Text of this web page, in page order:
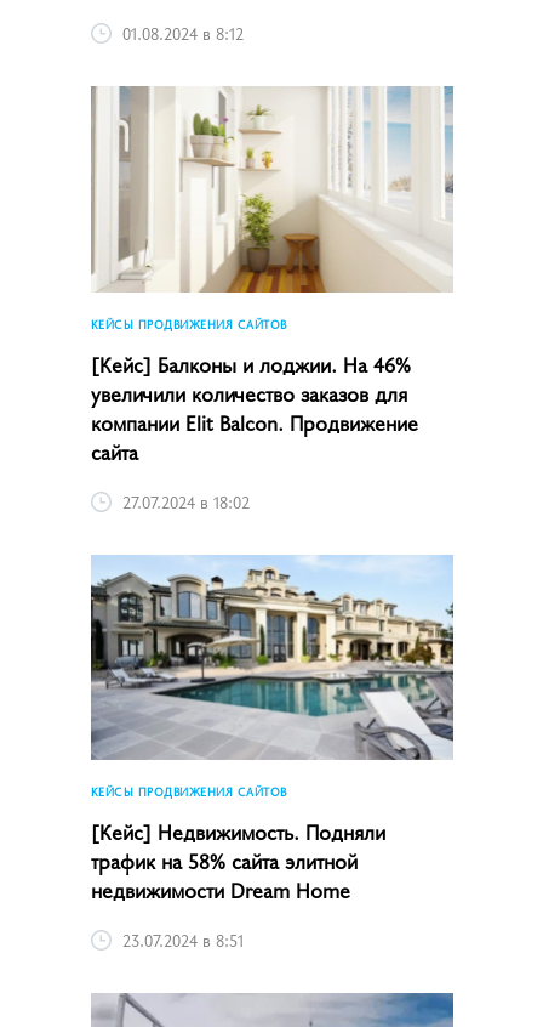
01.08.2024 в 8:12
КЕЙСЫ ПРОДВИЖЕНИЯ САЙТОВ
[Кейс] Балконы и лоджии. На 46%
увеличили количество заказов для
компании Elit Balcon. Продвижение
сайта
27.07.2024 в 18:02
КЕЙСЫ ПРОДВИЖЕНИЯ САЙТОВ
[Кейс] Недвижимость. Подняли
трафик на 58% сайта элитной
недвижимости Dream Home
23.07.2024 в 8:51